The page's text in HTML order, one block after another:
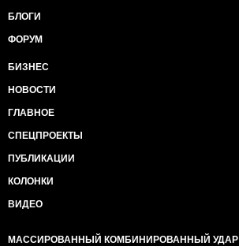
БЛОГИ
ФОРУМ
БИЗНЕС
НОВОСТИ
ГЛАВНОЕ
СПЕЦПРОЕКТЫ
ПУБЛИКАЦИИ
КОЛОНКИ
ВИДЕО
МАССИРОВАННЫЙ КОМБИНИРОВАННЫЙ УДАР